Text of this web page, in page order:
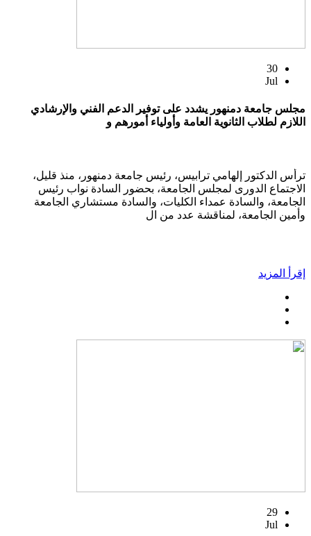
30
Jul
مجلس جامعة دمنهور يشدد على توفير الدعم الفني والإرشادي
اللازم لطلاب الثانوية العامة وأولياء أمورهم و
ترأس الدكتور إلهامي ترابيس، رئيس جامعة دمنهور، منذ قليل،
الاجتماع الدورى لمجلس الجامعة، بحضور السادة نواب رئيس
الجامعة، والسادة عمداء الكليات، والسادة مستشاري الجامعة
وأمين الجامعة، لمناقشة عدد من ال
إقرأ المزيد
29
Jul